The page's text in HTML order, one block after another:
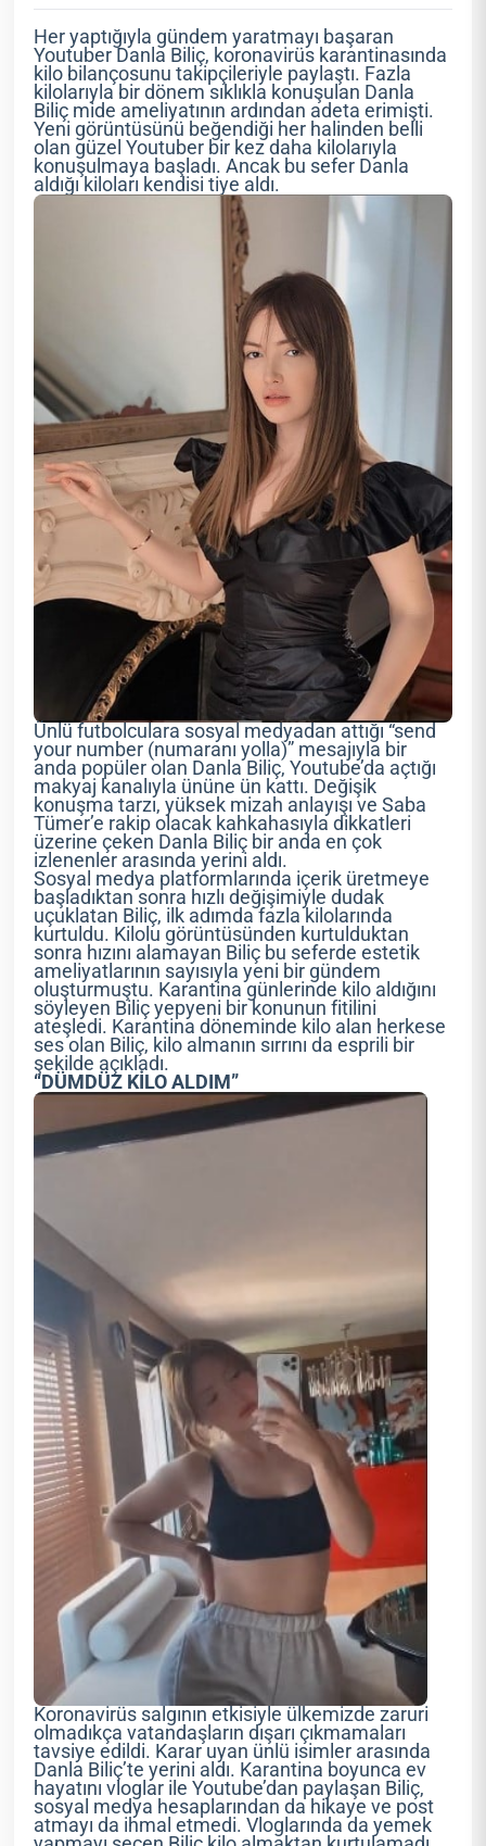
Her yaptığıyla gündem yaratmayı başaran
Youtuber Danla Biliç, koronavirüs karantinasında
kilo bilançosunu takipçileriyle paylaştı. Fazla
kilolarıyla bir dönem sıklıkla konuşulan Danla
Biliç mide ameliyatının ardından adeta erimişti.
Yeni görüntüsünü beğendiği her halinden belli
olan güzel Youtuber bir kez daha kilolarıyla
konuşulmaya başladı. Ancak bu sefer Danla
aldığı kiloları kendisi tiye aldı.
Ünlü futbolculara sosyal medyadan attığı “send
your number (numaranı yolla)” mesajıyla bir
anda popüler olan Danla Biliç, Youtube’da açtığı
makyaj kanalıyla ününe ün kattı. Değişik
konuşma tarzı, yüksek mizah anlayışı ve Saba
Tümer’e rakip olacak kahkahasıyla dikkatleri
üzerine çeken Danla Biliç bir anda en çok
izlenenler arasında yerini aldı.
Sosyal medya platformlarında içerik üretmeye
başladıktan sonra hızlı değişimiyle dudak
uçuklatan Biliç, ilk adımda fazla kilolarında
kurtuldu. Kilolu görüntüsünden kurtulduktan
sonra hızını alamayan Biliç bu seferde estetik
ameliyatlarının sayısıyla yeni bir gündem
oluşturmuştu. Karantina günlerinde kilo aldığını
söyleyen Biliç yepyeni bir konunun fitilini
ateşledi. Karantina döneminde kilo alan herkese
ses olan Biliç, kilo almanın sırrını da esprili bir
şekilde açıkladı.
“DÜMDÜZ KİLO ALDIM”
Koronavirüs salgının etkisiyle ülkemizde zaruri
olmadıkça vatandaşların dışarı çıkmamaları
tavsiye edildi. Karar uyan ünlü isimler arasında
Danla Biliç’te yerini aldı. Karantina boyunca ev
hayatını vloglar ile Youtube’dan paylaşan Biliç,
sosyal medya hesaplarından da hikaye ve post
atmayı da ihmal etmedi. Vloglarında da yemek